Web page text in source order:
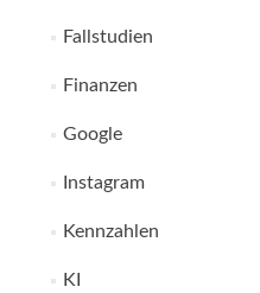
Fallstudien
Finanzen
Google
Instagram
Kennzahlen
KI